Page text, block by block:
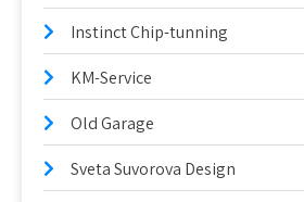
Instinct Chip-tunning
KM-Service
Old Garage
Sveta Suvorova Design